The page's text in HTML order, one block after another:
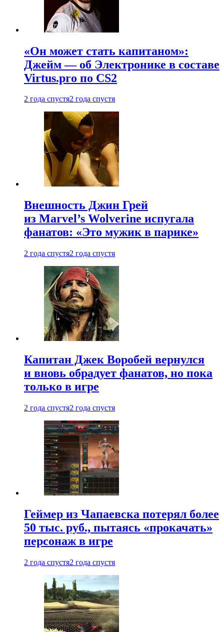
«Он может стать капитаном»:
Джейм — об Электронике в составе
Virtus.pro по CS2
2 года спустя2 года спустя
Внешность Джин Грей
из Marvel’s Wolverine испугала
фанатов: «Это мужик в парике»
2 года спустя2 года спустя
Капитан Джек Воробей вернулся
и вновь обрадует фанатов, но пока
только в игре
2 года спустя2 года спустя
Геймер из Чапаевска потерял более
50 тыс. руб., пытаясь «прокачать»
персонаж в игре
2 года спустя2 года спустя